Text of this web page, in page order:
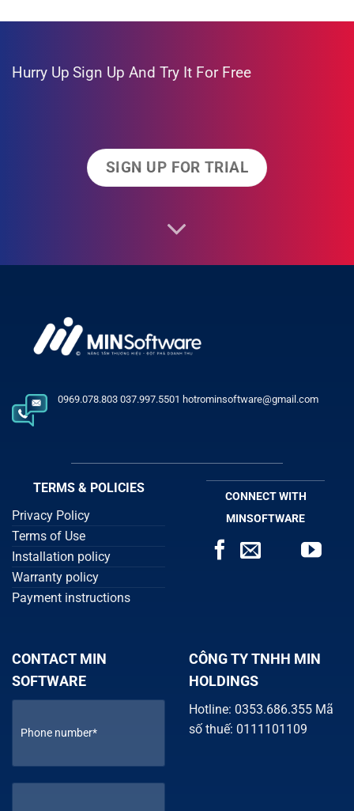
Hurry Up Sign Up And Try It For Free
SIGN UP FOR TRIAL
0969.078.803 037.997.5501 hotrominsoftware@gmail.com
TERMS & POLICIES
Privacy Policy
Terms of Use
Installation policy
Warranty policy
Payment instructions
CONNECT WITH
MINSOFTWARE
CONTACT MIN
SOFTWARE
CÔNG TY TNHH MIN
HOLDINGS
Hotline: 0353.686.355 Mã
số thuế: 0111101109